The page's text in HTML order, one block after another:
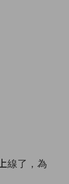
線了，為